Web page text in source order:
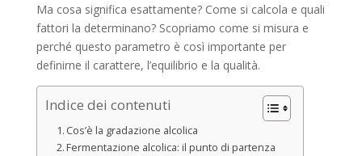
Ma cosa significa esattamente? Come si calcola e quali
fattori la determinano? Scopriamo come si misura e
perché questo parametro è così importante per
definirne il carattere, l’equilibrio e la qualità.
Indice dei contenuti
Cos’è la gradazione alcolica
Fermentazione alcolica: il punto di partenza